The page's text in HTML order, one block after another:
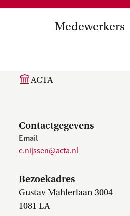
Medewerkers
plan, instellingsplan,
Internationalisering in
ACTA
Contactgegevens
Email
e.nijssen@acta.nl
Bezoekadres
Gustav Mahlerlaan 3004
1081 LA